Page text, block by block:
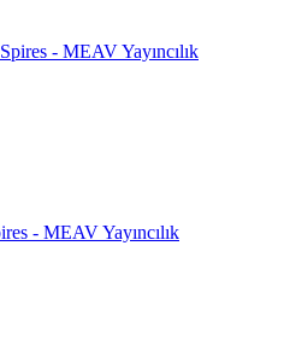
- MEAV Yayıncılık